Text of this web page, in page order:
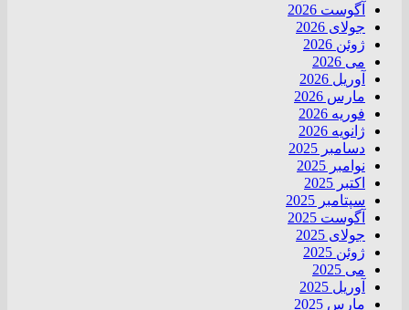
آگوست 2026
جولای 2026
ژوئن 2026
می 2026
آوریل 2026
مارس 2026
فوریه 2026
ژانویه 2026
دسامبر 2025
نوامبر 2025
اکتبر 2025
سپتامبر 2025
آگوست 2025
جولای 2025
ژوئن 2025
می 2025
آوریل 2025
مارس 2025